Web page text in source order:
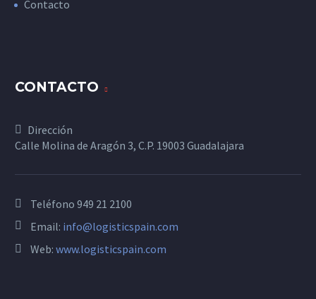
Contacto
CONTACTO
Dirección
Calle Molina de Aragón 3, C.P. 19003 Guadalajara
Teléfono 949 21 2100
Email: info@logisticspain.com
Web: www.logisticspain.com